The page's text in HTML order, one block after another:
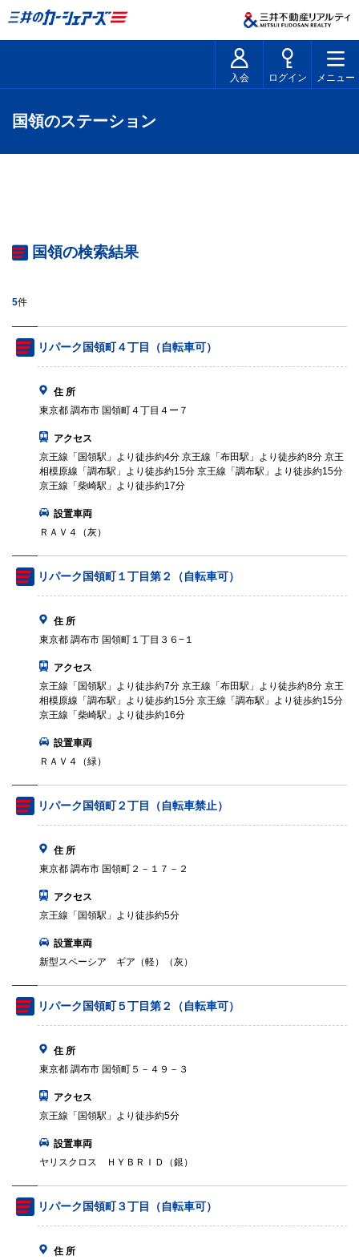
入会 ログイン メニュー
国領のステーション
国領の検索結果
5件
リパーク国領町４丁目（自転車可）
住 所
東京都 調布市 国領町４丁目４ー７
アクセス
京王線「国領駅」より徒歩約4分 京王線「布田駅」より徒歩約8分 京王
相模原線「調布駅」より徒歩約15分 京王線「調布駅」より徒歩約15分
京王線「柴崎駅」より徒歩約17分
設置車両
ＲＡＶ４（灰）
リパーク国領町１丁目第２（自転車可）
住 所
東京都 調布市 国領町１丁目３６−１
アクセス
京王線「国領駅」より徒歩約7分 京王線「布田駅」より徒歩約8分 京王
相模原線「調布駅」より徒歩約15分 京王線「調布駅」より徒歩約15分
京王線「柴崎駅」より徒歩約16分
設置車両
ＲＡＶ４（緑）
リパーク国領町２丁目（自転車禁止）
住 所
東京都 調布市 国領町２－１７－２
アクセス
京王線「国領駅」より徒歩約5分
設置車両
新型スペーシア ギア（軽）（灰）
リパーク国領町５丁目第２（自転車可）
住 所
東京都 調布市 国領町５－４９－３
アクセス
京王線「国領駅」より徒歩約5分
設置車両
ヤリスクロス ＨＹＢＲＩＤ（銀）
リパーク国領町３丁目（自転車可）
住 所